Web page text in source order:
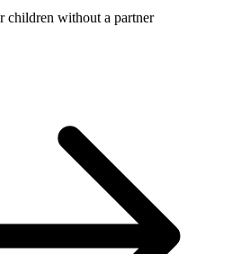
children without a partner